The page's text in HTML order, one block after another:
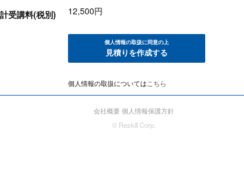
受講料(税別) 12,500円
個人情報の取扱に同意の上
見積りを作成する
個人情報の取扱についてはこちら
会社概要 個人情報保護方針
© Reskill Corp.